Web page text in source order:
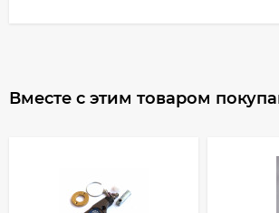
Вместе с этим товаром